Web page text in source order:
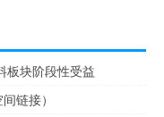
板块阶段性受益
链接）